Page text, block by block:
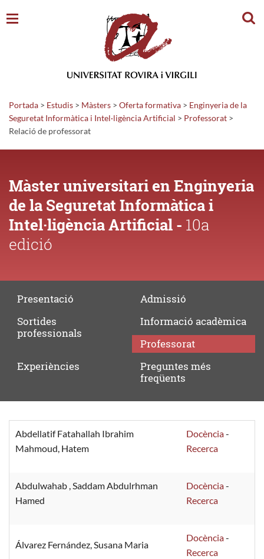
Portada > Estudis > Màsters > Oferta formativa > Enginyeria de la
Seguretat Informàtica i Intel·ligència Artificial > Professorat >
Relació de professorat
Màster universitari en Enginyeria
de la Seguretat Informàtica i
Intel·ligència Artificial - 10a
edició
Presentació
Admissió
Sortides
professionals
Informació acadèmica
Professorat
Experiències
Preguntesmés
freqüents
Professorat
Abdellatif Fatahallah Ibrahim
Mahmoud, Hatem
Docència-
Recerca
Abdulwahab , Saddam Abdulrhman
Hamed
Docència-
Recerca
Álvarez Fernández, Susana Maria
Docència-
Recerca